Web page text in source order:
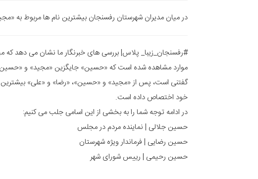
در میان مدیران شهرستان رفسنجان بیشترین نام ها مربوط به
#رفسنجان_زیبا_ پلاس| بررسی های خبرنگار ما نشان می دهد که
موارد مشاهده شده است که «حسین» جایگزین «مجید» و
گفتنی است، پس از «مجید» و «حسین»، «رضا» و «علی» بیشترین
خود اختصاص داده است.
در ادامه توجه شما را به بخشی از این اسامی جلب می کنیم:
حسین جلالی | نماینده مردم در مجلس
حسین رضایی | فرماندار ویژه شهرستان
حسین رحیمی | رییس شورای شهر